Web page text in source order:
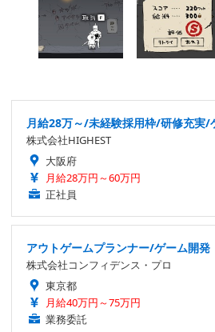
月給28万～/未経験採用枠/研修充実/
株式会社HIGHEST
大阪府
月給28万円～60万円
正社員
アウトゲームプランナー/ゲーム開発
株式会社コンフィデンス・プロ
東京都
月給40万円～75万円
業務委託